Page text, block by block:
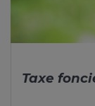
Taxe